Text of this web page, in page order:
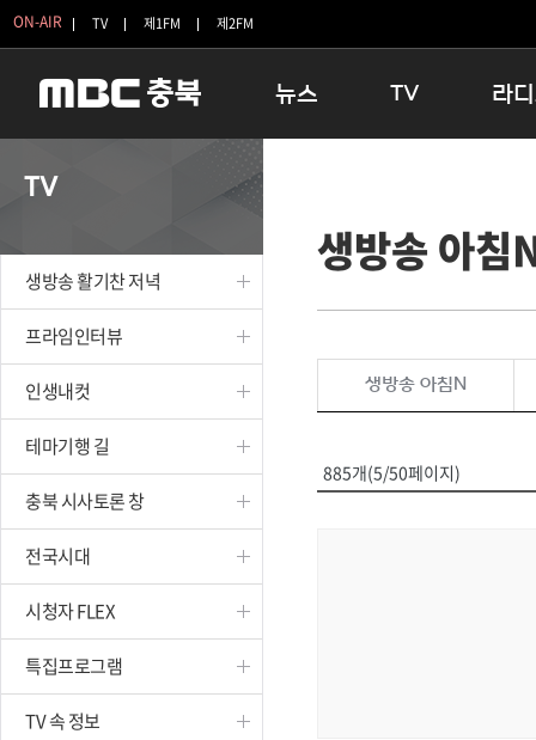
ON-AIR TV 제1FM 제2FM
뉴스
보은
옥천
TV
인생내컷
테마기행 길
시청자 FLEX
특집프로그램
라
16:00
우리 고
TV
생방송 활기찬 저녁
프라임인터뷰
인생내컷
테마기행 길
충북 시사토론 창
전국시대
시청자 FLEX
특집프로그램
TV 속 정보
생방송 아침
생방송 아침N
885개(5/50페이지)